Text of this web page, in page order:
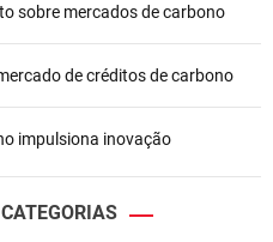
sobre mercados de carbono
de créditos de carbono
impulsiona inovação